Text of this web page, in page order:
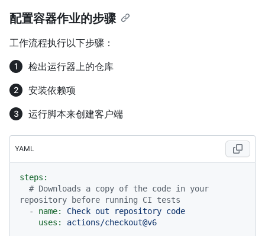
配置容器作业的步骤
工作流程执行以下步骤：
检出运行器上的仓库
安装依赖项
运行脚本来创建客户端
YAML
steps:
# Downloads a copy of the code in your
repository before running CI tests
-
name: Check out repository code
uses:
actions/checkout@v6